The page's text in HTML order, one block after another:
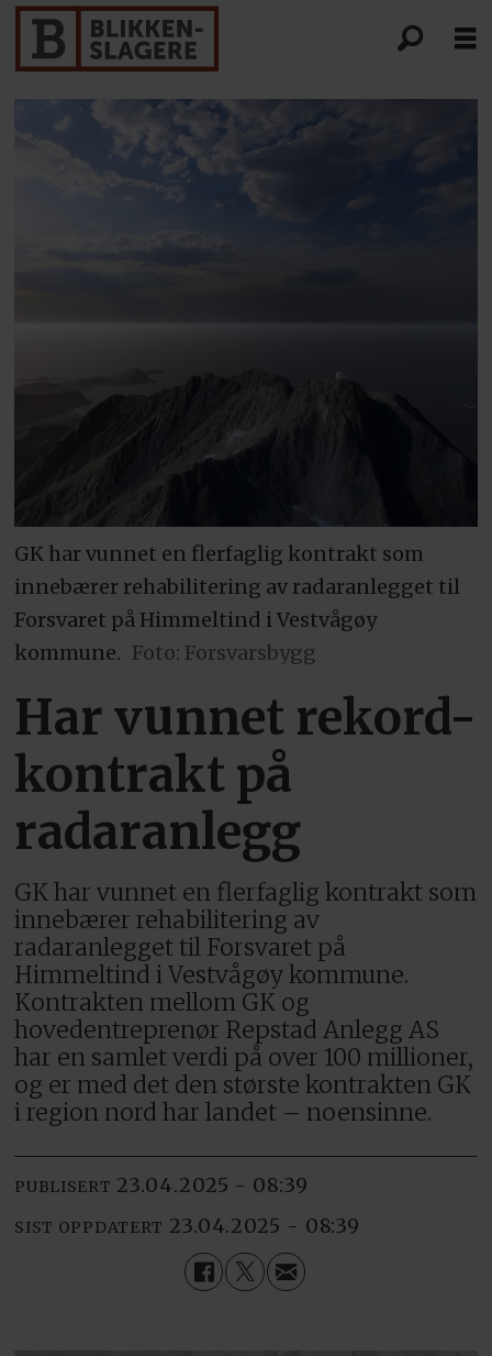
GK har vunnet en flerfaglig kontrakt som
innebærer rehabilitering av radaranlegget til
Forsvaret på Himmeltind i Vestvågøy
kommune. Foto: Forsvarsbygg
Har vunnet rekord-
kontrakt på
radaranlegg
GK har vunnet en flerfaglig kontrakt som
innebærer rehabilitering av
radaranlegget til Forsvaret på
Himmeltind i Vestvågøy kommune.
Kontrakten mellom GK og
hovedentreprenør Repstad Anlegg AS
har en samlet verdi på over 100 millioner,
og er med det den største kontrakten GK
i region nord har landet – noensinne.
PUBLISERT 23.04.2025 - 08:39
SIST OPPDATERT 23.04.2025 - 08:39